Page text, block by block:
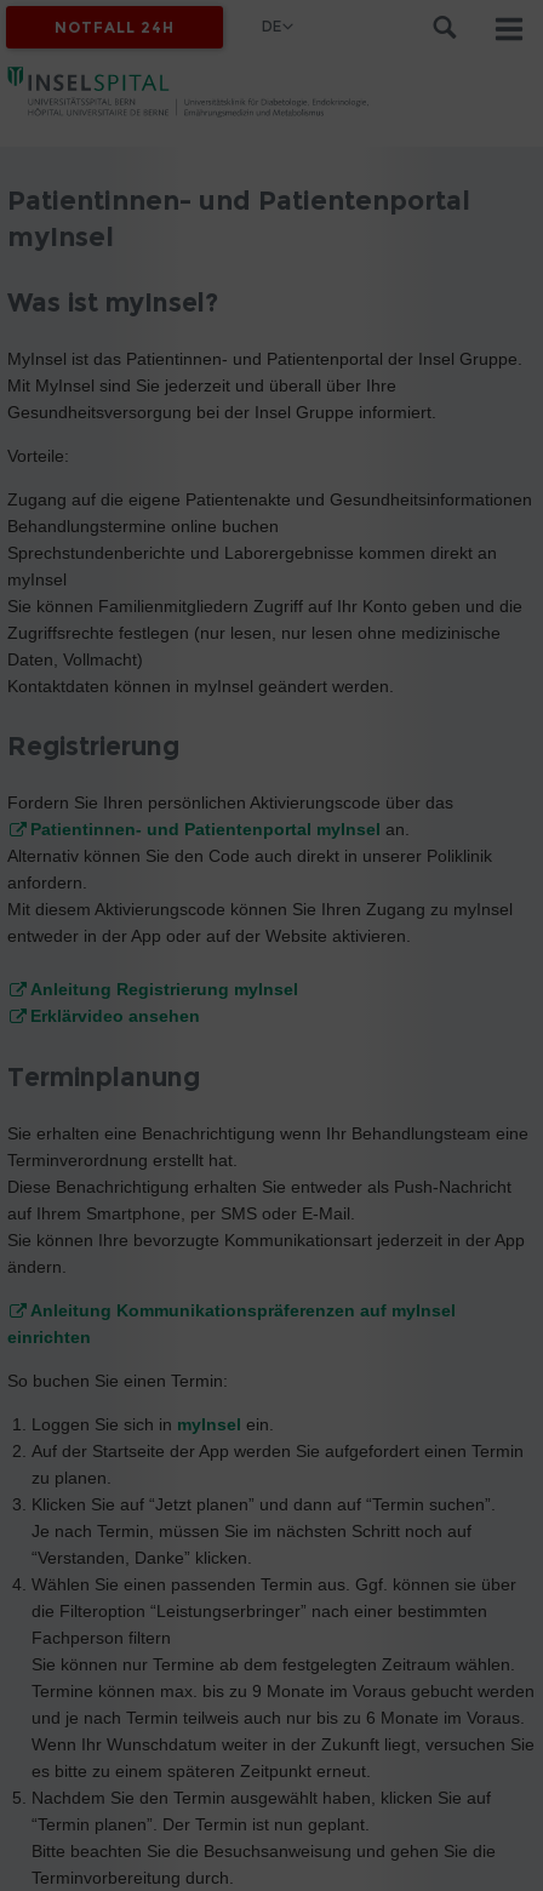
NOTFALL 24H DE
Patientinnen- und Patientenportal
myInsel
Was ist myInsel?
MyInsel ist das Patientinnen- und Patientenportal der Insel Gruppe.
Mit MyInsel sind Sie jederzeit und überall über Ihre
Gesundheitsversorgung bei der Insel Gruppe informiert.
Vorteile:
Zugang auf die eigene Patientenakte und Gesundheitsinformationen
Behandlungstermine online buchen
Sprechstundenberichte und Laborergebnisse kommen direkt an
myInsel
Sie können Familienmitgliedern Zugriff auf Ihr Konto geben und die
Zugriffsrechte festlegen (nur lesen, nur lesen ohne medizinische
Daten, Vollmacht)
Kontaktdaten können in myInsel geändert werden.
Registrierung
Fordern Sie Ihren persönlichen Aktivierungscode über das
Patientinnen- und Patientenportal myInsel an.
Alternativ können Sie den Code auch direkt in unserer Poliklinik
anfordern.
Mit diesem Aktivierungscode können Sie Ihren Zugang zu myInsel
entweder in der App oder auf der Website aktivieren.
Anleitung Registrierung myInsel
Erklärvideo ansehen
Terminplanung
Sie erhalten eine Benachrichtigung wenn Ihr Behandlungsteam eine
Terminverordnung erstellt hat.
Diese Benachrichtigung erhalten Sie entweder als Push-Nachricht
auf Ihrem Smartphone, per SMS oder E-Mail.
Sie können Ihre bevorzugte Kommunikationsart jederzeit in der App
ändern.
Anleitung Kommunikationspräferenzen auf myInsel
einrichten
So buchen Sie einen Termin:
Loggen Sie sich in myInsel ein.
Auf der Startseite der App werden Sie aufgefordert einen Termin
zu planen.
Klicken Sie auf “Jetzt planen” und dann auf “Termin suchen”.
Je nach Termin, müssen Sie im nächsten Schritt noch auf
“Verstanden, Danke” klicken.
Wählen Sie einen passenden Termin aus. Ggf. können sie über
die Filteroption “Leistungserbringer” nach einer bestimmten
Fachperson filtern
Sie können nur Termine ab dem festgelegten Zeitraum wählen.
Termine können max. bis zu 9 Monate im Voraus gebucht werden
und je nach Termin teilweis auch nur bis zu 6 Monate im Voraus.
Wenn Ihr Wunschdatum weiter in der Zukunft liegt, versuchen Sie
es bitte zu einem späteren Zeitpunkt erneut.
Nachdem Sie den Termin ausgewählt haben, klicken Sie auf
“Termin planen”. Der Termin ist nun geplant.
Bitte beachten Sie die Besuchsanweisung und gehen Sie die
Terminvorbereitung durch.